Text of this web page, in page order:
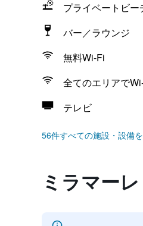
プライベートビー
バー／ラウンジ
無料Wi-Fi
全てのエリアで
テレビ
56件すべての施設・設備
ミラマー